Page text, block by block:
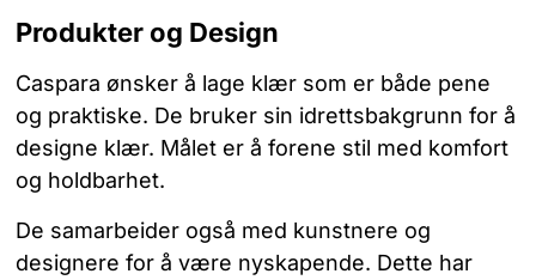
Produkter og Design
Caspara ønsker å lage klær som er både pene
og praktiske. De bruker sin idrettsbakgrunn for å
designe klær. Målet er å forene stil med komfort
og holdbarhet.
De samarbeider også med kunstnere og
designere for å være nyskapende. Dette har